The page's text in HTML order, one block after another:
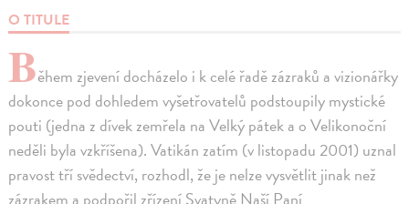
O TITULE
Během zjevení docházelo i k celé řadě zázraků a vizionářky
dokonce pod dohledem vyšetřovatelů podstoupily mystické
pouti (jedna z dívek zemřela na Velký pátek a o Velikonoční
neděli byla vzkříšena). Vatikán zatím (v listopadu 2001) uznal
pravost tří svědectví, rozhodl, že je nelze vysvětlit jinak než